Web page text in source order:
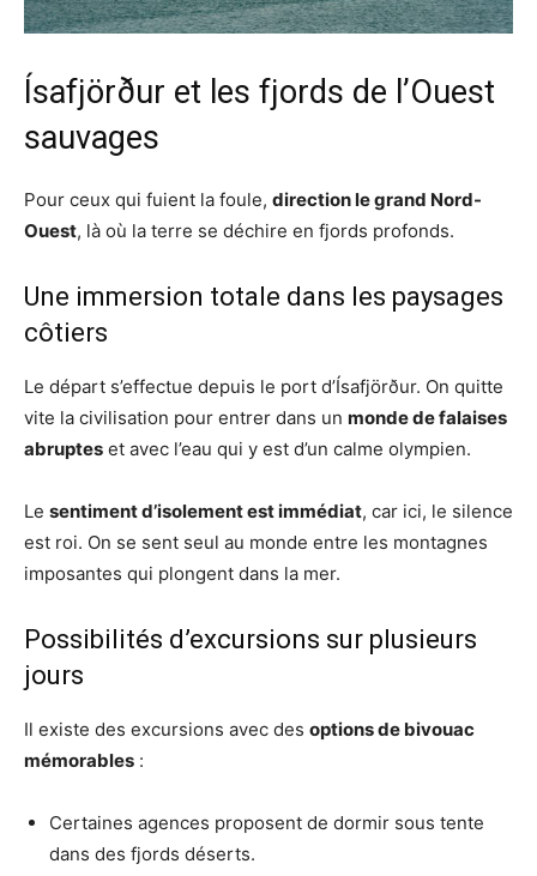
Ísafjörður et les fjords de l’Ouest
sauvages
Pour ceux qui fuient la foule, direction le grand Nord-
Ouest, là où la terre se déchire en fjords profonds.
Une immersion totale dans les paysages
côtiers
Le départ s’effectue depuis le port d’Ísafjörður. On quitte
vite la civilisation pour entrer dans un monde de falaises
abruptes et avec l’eau qui y est d’un calme olympien.
Le sentiment d’isolement est immédiat, car ici, le silence
est roi. On se sent seul au monde entre les montagnes
imposantes qui plongent dans la mer.
Possibilités d’excursions sur plusieurs
jours
Il existe des excursions avec des options de bivouac
mémorables :
Certaines agences proposent de dormir sous tente
dans des fjords déserts.